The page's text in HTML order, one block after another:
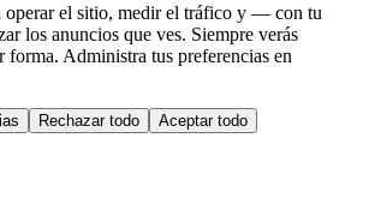
operar el sitio, medir el tráfico y — con tu
los anuncios que ves. Siempre verás
forma. Administra tus preferencias en
Rechazar todo Aceptar todo